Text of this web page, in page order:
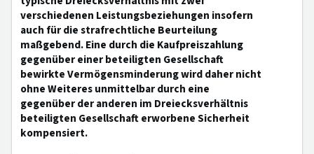
verschiedenen Leistungsbeziehungen insofern
auch für die strafrechtliche Beurteilung
maßgebend. Eine durch die Kaufpreiszahlung
gegenüber einer beteiligten Gesellschaft
bewirkte Vermögensminderung wird daher nicht
ohne Weiteres unmittelbar durch eine
gegenüber der anderen im Dreiecksverhältnis
beteiligten Gesellschaft erworbene Sicherheit
kompensiert.